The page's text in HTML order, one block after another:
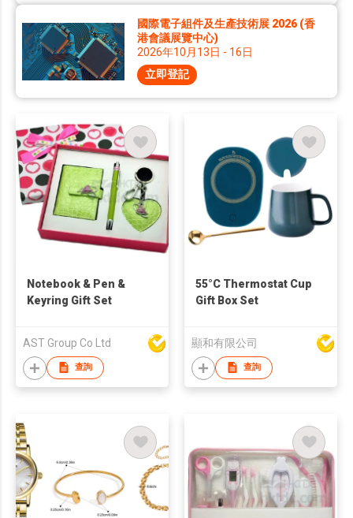
國際電子組件及生產技術展 2026 (香
港會議展覽中心)
2026年10月13日 - 16日
立即登記
Notebook & Pen &
Keyring Gift Set
AST Group Co Ltd
查詢
55°C Thermostat Cup
Gift Box Set
顯和有限公司
查詢